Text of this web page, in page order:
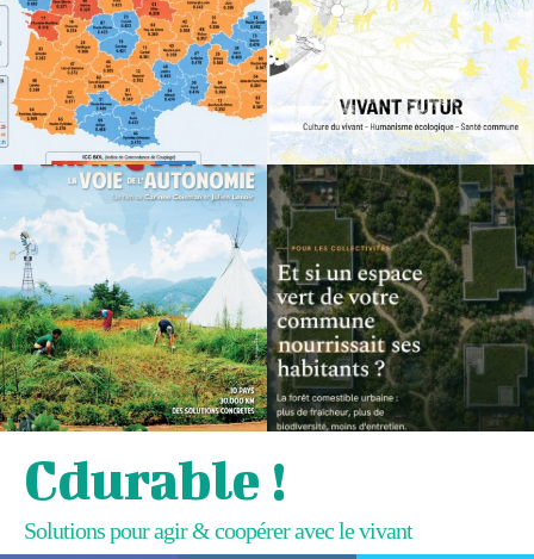
Cdurable !
Solutions pour agir & coopérer avec le vivant